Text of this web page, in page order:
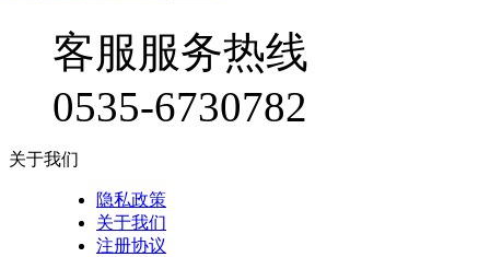
客服服务热线
0535-6730782
关于我们
隐私政策
关于我们
注册协议